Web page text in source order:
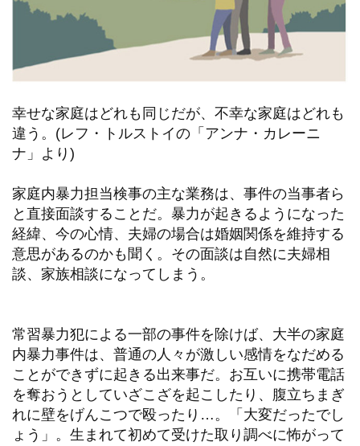
幸せな家庭はどれも同じだが、不幸な家庭はどれも
違う。(レフ・トルストイの「アンナ・カレーニ
ナ」より)
家庭内暴力担当検事の主な業務は、事件の当事者ら
と直接面談することだ。暴力が起きるようになった
経緯、今の心情、夫婦の場合は婚姻関係を維持する
意思があるのかも聞く。その面談は自然に夫婦相
談、家族相談になってしまう。
常習暴力犯による一部の事件を除けば、大半の家庭
内暴力事件は、普通の人々が激しい感情をなだめる
ことができずに起きる出来事だ。お互いに携帯電話
を奪おうとしていざこざを起こしたり、腹立ちまぎ
れに壁をげんこつで殴ったり…。「大変だったでし
ょう」。生まれて初めて受けた取り調べに怖がって